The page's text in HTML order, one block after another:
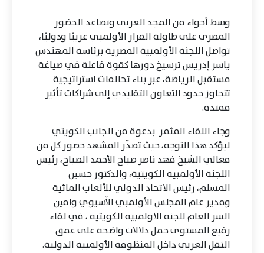
وسط أجواء من المجد العربي وتصاعد الحضور
المصري على طاولة القرار الأولمبي عربيًا ودوليًا،
تواصل اللجنة الأولمبية المصرية برئاسة المهندس
ياسر إدريس ترسيخ دورها كقوة فاعلة في صياغة
مستقبل الرياضة، عبر بناء تحالفات استراتيجية
تتجاوز حدود التعاون التقليدي إلى شراكات تأثير
ممتدة.
وجاء اللقاء المثمر بدعوة من الجانب الكويتي
ليؤكد هذا التوجه، حيث تصدّر المشهد حضور كل من
معالي الشيخ فهد ناصر صباح الأحمد الصباح، رئيس
اللجنة الأولمبية الكويتية، والدكتور حسين
المسلم، رئيس الاتحاد الدولي للألعاب المائية
ومدير عام المجلس الأولمبي الآسيوي وامين
السر العام للجنه الاولمبيه الكويتيه ، في لقاء
رفيع المستوى حمل دلالات واضحة على عمق
الثقل العربي داخل المنظومة الأولمبية الدولية.